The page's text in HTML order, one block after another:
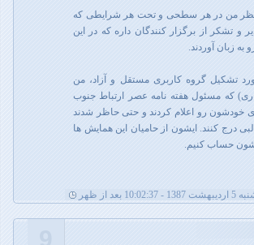
نظر من در هر سطحی و تحت هر شرایطی که
و تشکر از برگزار کنندگان داره که در این
زبان آوردند.
تشکیل گروه کاربری مستقل و آزاد، من
که مسئول هفته نامه عصر ارتباط جنوب
رو اعلام کردند و حتی حاظر شدند
درج کنند. ایشون از حامیان این همایش ها
حساب کنیم.
بعد از ظهر